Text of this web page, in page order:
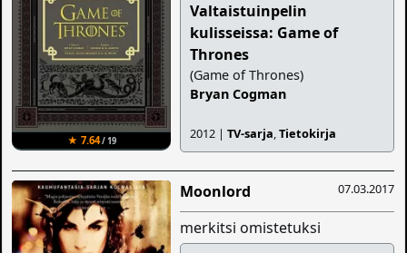
★ 7.64/ 19
Valtaistuinpelin
kulisseissa: Game of
Thrones
(Game of Thrones)
Bryan Cogman
2012 |TV-sarja,Tietokirja
07.03.2017
Moonlord
merkitsi omistetuksi